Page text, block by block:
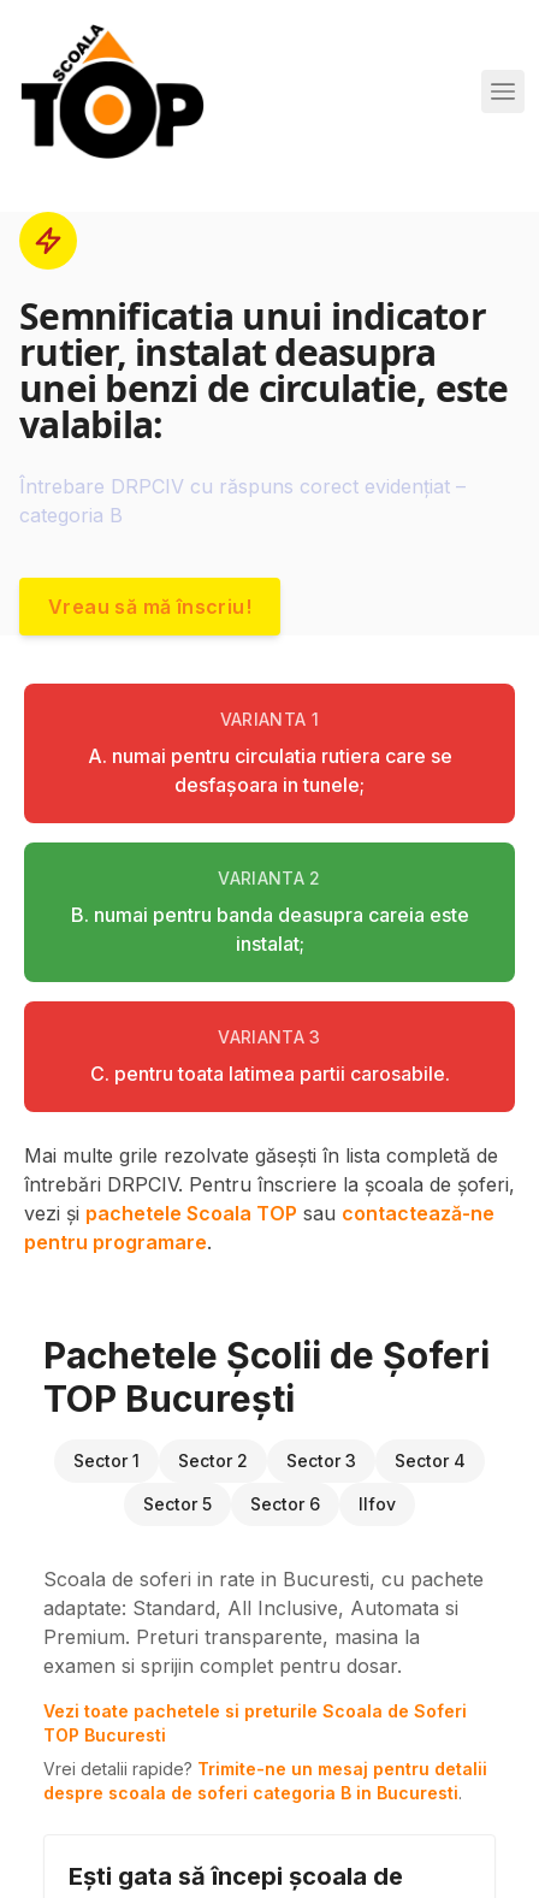
Scoala de Soferi TOP navigation
Semnificatia unui indicator
rutier, instalat deasupra
unei benzi de circulatie, este
valabila:
Întrebare DRPCIV cu răspuns corect evidențiat –
categoria B
Vreau să mă înscriu!
VARIANTA 1
A. numai pentru circulatia rutiera care se
desfaşoara in tunele;
VARIANTA 2
B. numai pentru banda deasupra careia este
instalat;
VARIANTA3
C. pentru toata latimea partii carosabile.
Mai multe grile rezolvate găsești în lista completă de
întrebări DRPCIV. Pentru înscriere la școala de șoferi,
vezi și pachetele Scoala TOP sau contactează-ne
pentru programare.
Pachetele Școlii de Șoferi
TOP București
Sector 1 Sector 2 Sector 3 Sector 4
Sector 5 Sector 6 Ilfov
Scoala de soferi in rate in Bucuresti, cu pachete
adaptate: Standard, All Inclusive, Automata si
Premium. Preturi transparente, masina la
examen si sprijin complet pentru dosar.
Vezi toate pachetele si preturile Scoala de Soferi
TOP Bucuresti
Vrei detalii rapide? Trimite-ne un mesaj pentru detalii
despre scoala de soferi categoria B in Bucuresti.
Ești gata să începi școala de